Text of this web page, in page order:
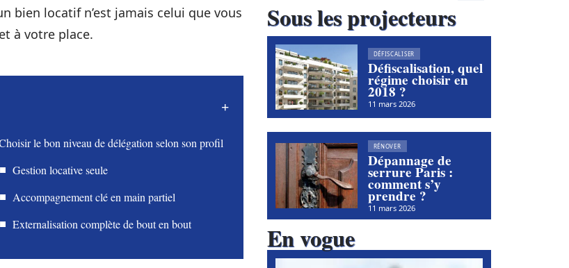
bien locatif n’est jamais celui que vous
à votre place.
le bon niveau de délégation selon son profil
Gestion locative seule
Accompagnement clé en main partiel
Externalisation complète de bout en bout
Sous les projecteurs
DÉFISCALISER
Défiscalisation, quel
régime choisir en
2018 ?
11 mars 2026
RÉNOVER
Dépannage de
serrure Paris :
comment s’y
prendre ?
11 mars 2026
En vogue